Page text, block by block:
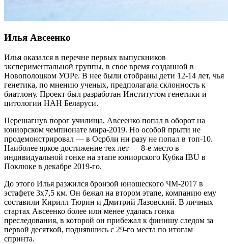
Илья Авсеенко
Илья оказался в перечне первых выпускников
экспериментальной группы, в свое время созданной в
Новополоцком УОРе. В нее были отобраны дети 12-14 лет, чья
генетика, по мнению ученых, предполагала склонность к
биатлону. Проект был разработан Институтом генетики и
цитологии НАН Беларуси.
Перешагнув порог училища, Авсеенко попал в оборот на
юниорском чемпионате мира-2019. Но особой прыти не
продемонстрировал — в Осрбли ни разу не попал в топ-10.
Наиболее яркое достижение тех лет — 8-е место в
индивидуальной гонке на этапе юниорского Кубка IBU в
Поклюке в декабре 2019-го.
До этого Илья разжился бронзой юношеского ЧМ-2017 в
эстафете 3х7,5 км. Он бежал на втором этапе, компанию ему
составили Кирилл Тюрин и Дмитрий Лазовский. В личных
стартах Авсеенко более или менее удалась гонка
преследования, в которой он прибежал к финишу следом за
первой десяткой, поднявшись с 29-го места по итогам
спринта.